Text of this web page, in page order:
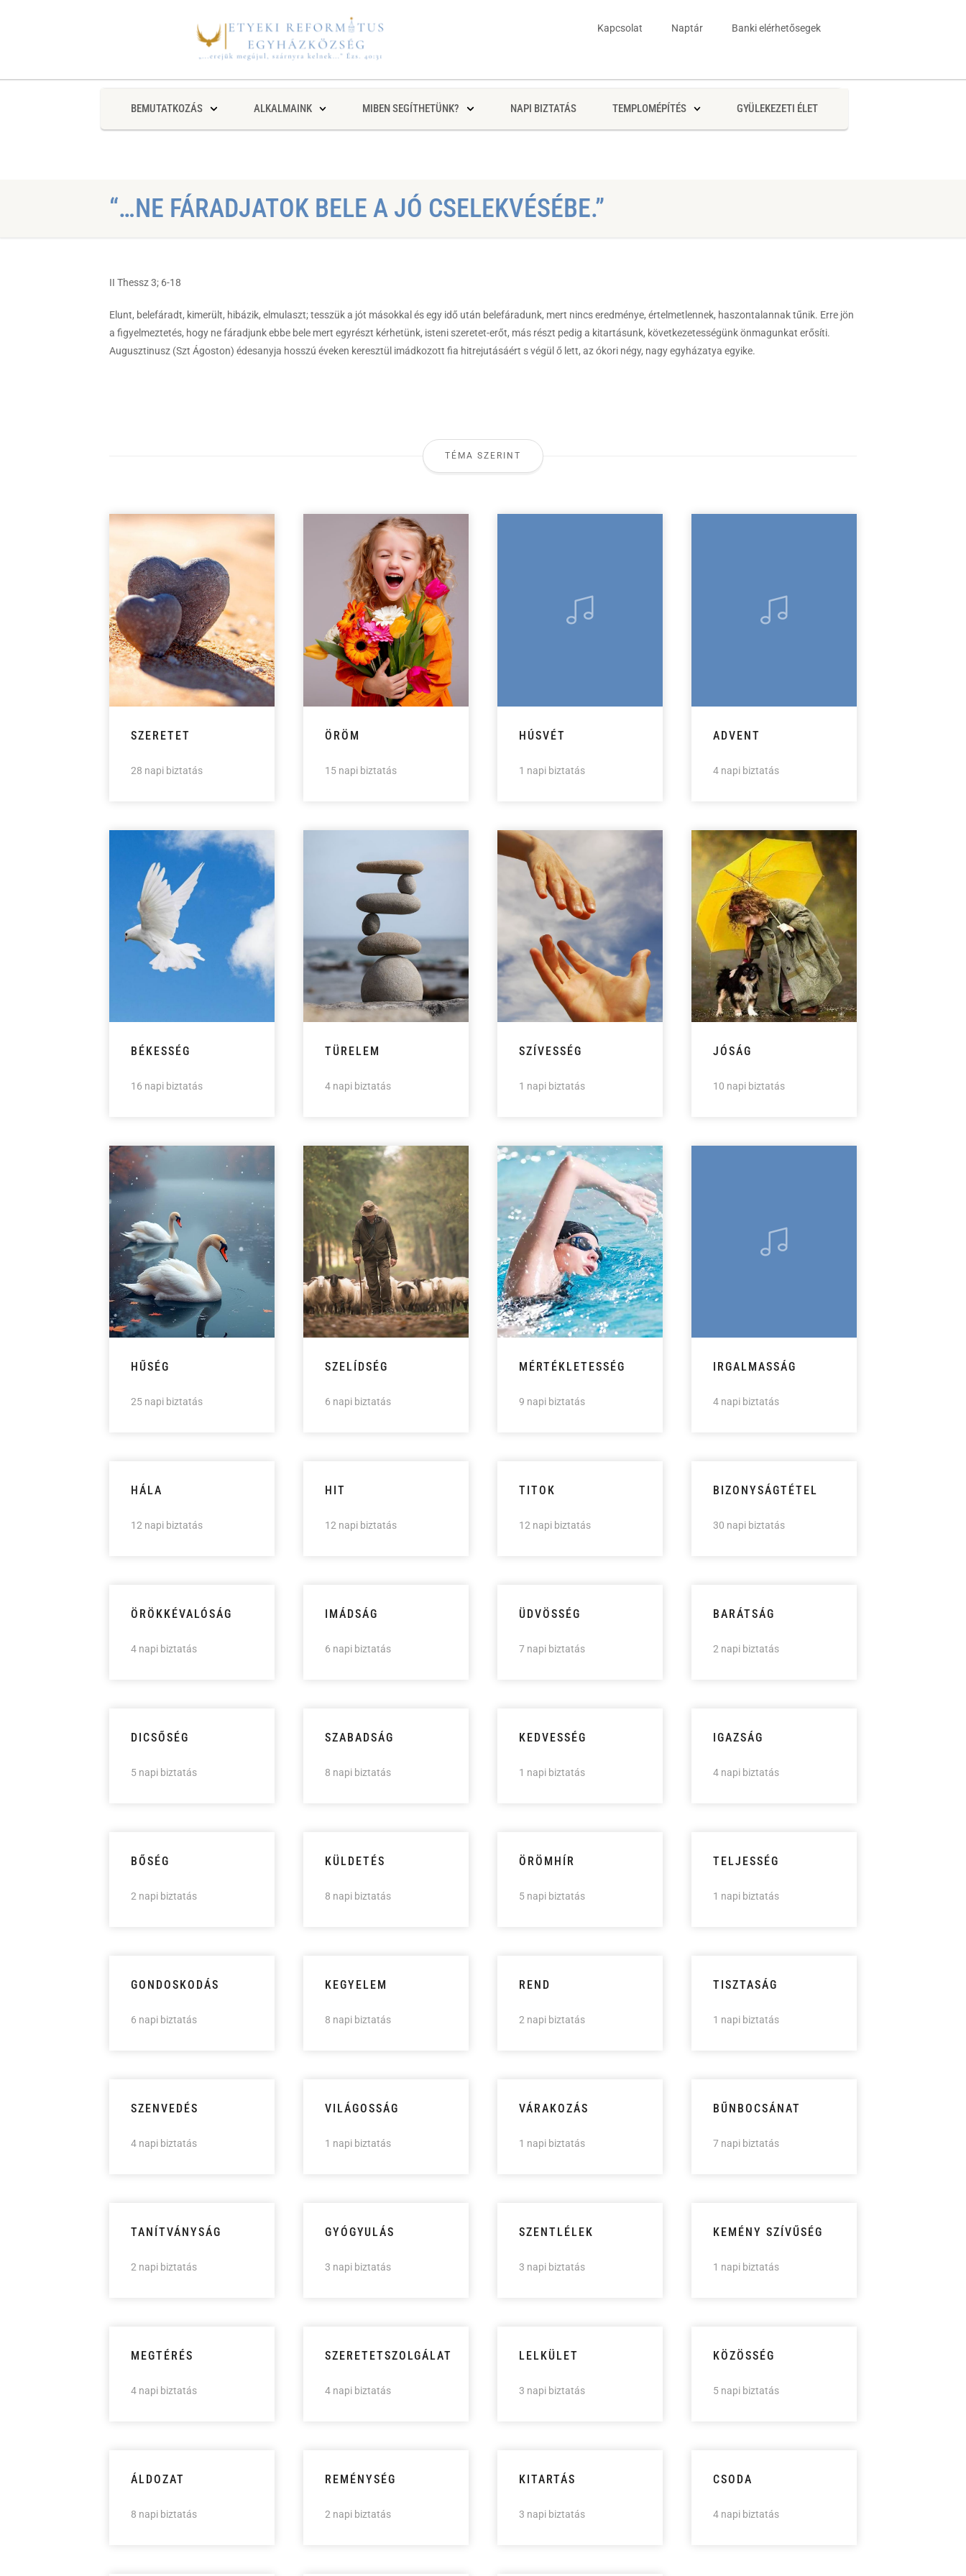
Kapcsolat Naptár Banki elérhetősegek
BEMUTATKOZÁS ALKALMAINK MIBEN SEGÍTHETÜNK? NAPI BIZTATÁS TEMPLOMÉPÍTÉS GYÜLEKEZETI ÉLET
“…NE FÁRADJATOK BELE A JÓ CSELEKVÉSÉBE.”
II Thessz 3; 6-18
Elunt, belefáradt, kimerült, hibázik, elmulaszt; tesszük a jót másokkal és egy idő után belefáradunk, mert nincs eredménye, értelmetlennek, haszontalannak tűnik. Erre jön
a figyelmeztetés, hogy ne fáradjunk ebbe bele mert egyrészt kérhetünk, isteni szeretet-erőt, más részt pedig a kitartásunk, következetességünk önmagunkat erősíti.
Augusztinusz (Szt Ágoston) édesanyja hosszú éveken keresztül imádkozott fia hitrejutásáért s végül ő lett, az ókori négy, nagy egyházatya egyike.
TÉMA SZERINT
SZERETET
28 napi biztatás
ÖRÖM
15 napi biztatás
HÚSVÉT
1 napi biztatás
ADVENT
4 napi biztatás
BÉKESSÉG
16 napi biztatás
TÜRELEM
4 napi biztatás
SZÍVESSÉG
1 napi biztatás
JÓSÁG
10 napi biztatás
HŰSÉG
25 napi biztatás
SZELÍDSÉG
6 napi biztatás
MÉRTÉKLETESSÉG
9 napi biztatás
IRGALMASSÁG
4 napi biztatás
HÁLA
12 napi biztatás
HIT
12 napi biztatás
TITOK
12 napi biztatás
BIZONYSÁGTÉTEL
30 napi biztatás
ÖRÖKKÉVALÓSÁG
4 napi biztatás
IMÁDSÁG
6 napi biztatás
ÜDVÖSSÉG
7 napi biztatás
BARÁTSÁG
2 napi biztatás
DICSŐSÉG
5 napi biztatás
SZABADSÁG
8 napi biztatás
KEDVESSÉG
1 napi biztatás
IGAZSÁG
4 napi biztatás
BŐSÉG
2 napi biztatás
KÜLDETÉS
8 napi biztatás
ÖRÖMHÍR
5 napi biztatás
TELJESSÉG
1 napi biztatás
GONDOSKODÁS
6 napi biztatás
KEGYELEM
8 napi biztatás
REND
2 napi biztatás
TISZTASÁG
1 napi biztatás
SZENVEDÉS
4 napi biztatás
VILÁGOSSÁG
1 napi biztatás
VÁRAKOZÁS
1 napi biztatás
BŰNBOCSÁNAT
7 napi biztatás
TANÍTVÁNYSÁG
2 napi biztatás
GYÓGYULÁS
3 napi biztatás
SZENTLÉLEK
3 napi biztatás
KEMÉNY SZÍVŰSÉG
1 napi biztatás
MEGTÉRÉS
4 napi biztatás
SZERETETSZOLGÁLAT
4 napi biztatás
LELKÜLET
3 napi biztatás
KÖZÖSSÉG
5 napi biztatás
ÁLDOZAT
8 napi biztatás
REMÉNYSÉG
2 napi biztatás
KITARTÁS
3 napi biztatás
CSODA
4 napi biztatás